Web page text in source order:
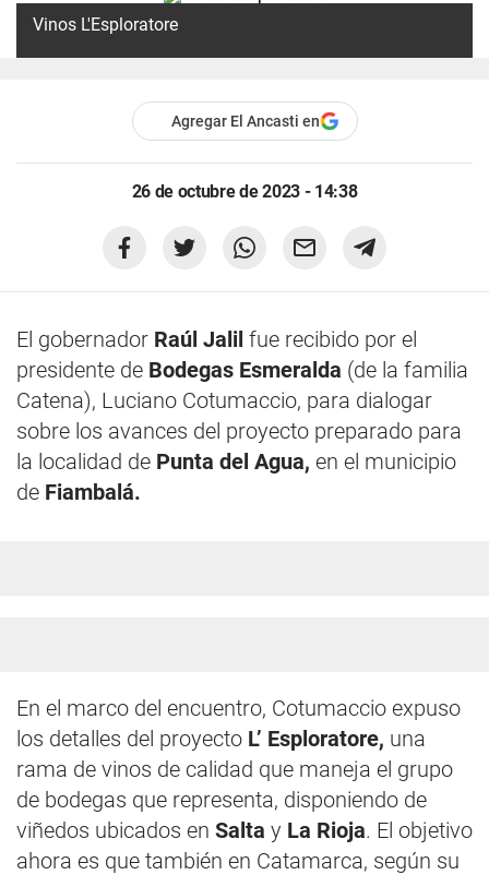
Vinos L'Esploratore
Agregar El Ancasti en
26 de octubre de 2023 - 14:38
El gobernador Raúl Jalil fue recibido por el
presidente de Bodegas Esmeralda (de la familia
Catena), Luciano Cotumaccio, para dialogar
sobre los avances del proyecto preparado para
la localidad de Punta del Agua, en el municipio
de Fiambalá.
En el marco del encuentro, Cotumaccio expuso
los detalles del proyecto L’ Esploratore, una
rama de vinos de calidad que maneja el grupo
de bodegas que representa, disponiendo de
viñedos ubicados en Salta y La Rioja. El objetivo
ahora es que también en Catamarca, según su